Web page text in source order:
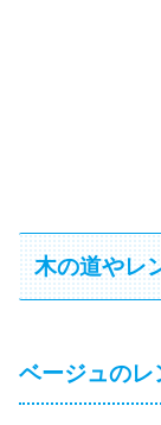
木の道やレ
ベージュの